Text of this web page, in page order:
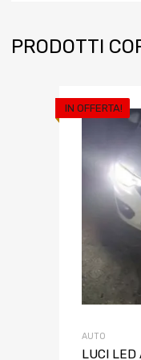
PRODOTTI
IN OFFERTA!
AUTO
LUCI LED